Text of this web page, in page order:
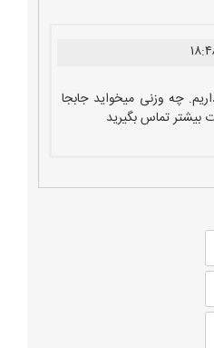
چه وزنی میخواید جابجا
بیشتر تماس بگیرید